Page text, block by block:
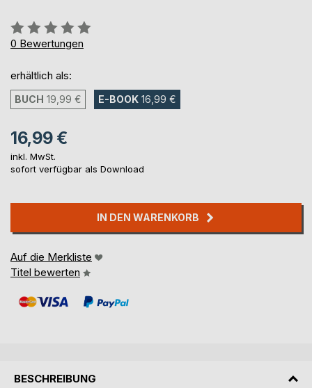
Bewertung::
0%
0 Bewertungen
erhältlich als:
BUCH 19,99 € E-BOOK 16,99 €
16,99 €
inkl. MwSt.
sofort verfügbar als Download
IN DEN WARENKORB
Auf die Merkliste
Titel bewerten
BESCHREIBUNG